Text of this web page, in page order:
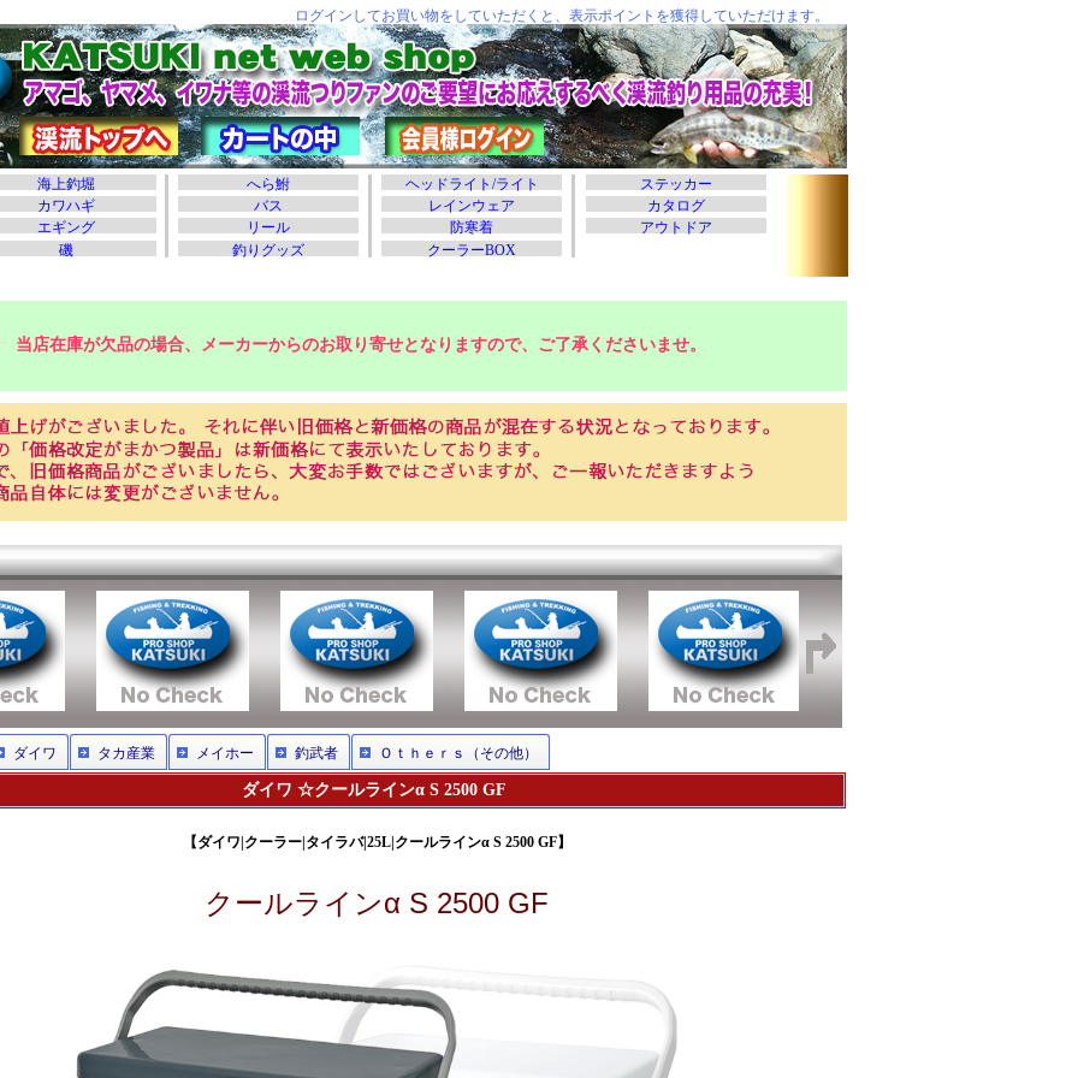
当店在庫が欠品の場合、メーカーからのお取り寄せとなりますので、ご了承くださいませ。
ダイワ タカ産業 メイホー 釣武者 Ｏｔｈｅｒｓ（その他）
ダイワ ☆クールラインα S 2500 GF
【ダイワ|クーラー|タイラバ|25L|クールラインα S 2500 GF】
クールラインα S 2500 GF